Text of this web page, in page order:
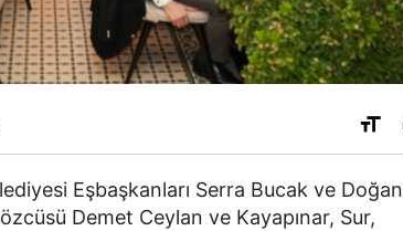
Eşbaşkanları Serra Bucak ve Doğan
Demet Ceylan ve Kayapınar, Sur,